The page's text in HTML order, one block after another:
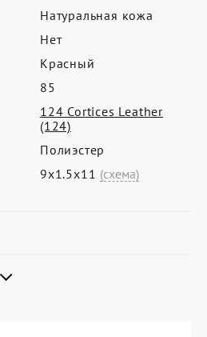
персональных
Натуральная кожа
Нет
Красный
85
124 Cortices Leather
(124)
Полиэстер
9х1.5х11 (схема)